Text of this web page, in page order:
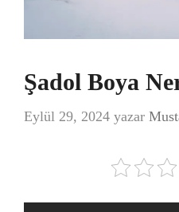
Şadol Boya
Eylül 29, 2024 yazar